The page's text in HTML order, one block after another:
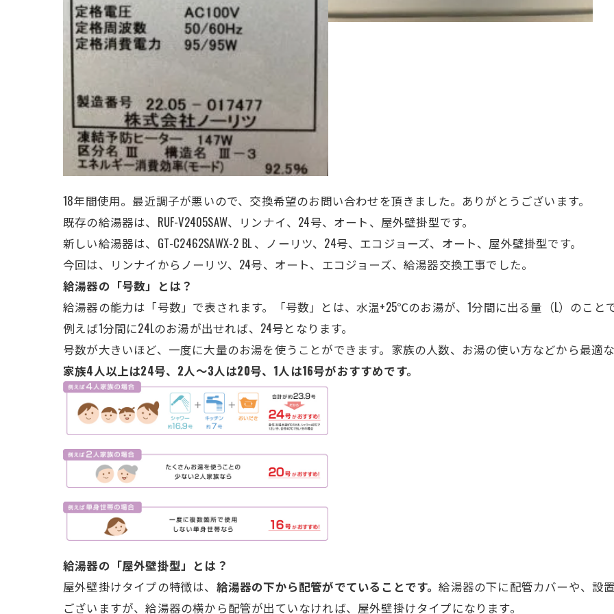
18年間使用。最近調子が悪いので、交換希望のお問い合わせを頂きました。ありがとうございます。
既存の給湯器は、RUF-V2405SAW、リンナイ、24号、オート、屋外壁掛型です。
新しい給湯器は、GT-C2462SAWX-2 BL 、ノーリツ、24号、エコジョーズ、オート、 屋外壁掛型です。
今回は、リンナイからノーリツ、24号、オート、エコジョーズ、給湯器交換工事でした。
給湯器の「号数」とは？
給湯器の能力は「号数」で表されます。「号数」とは、水温+25℃のお湯が、1分間に出る量（L）のこと
例えば1分間に24Lのお湯が出せれば、24号となります。
号数が大きいほど、一度に大量のお湯を使うことができます。家族の人数、お湯の使い方などから最適
家族4人以上は24号、2人～3人は20号、1人は16号がおすすめです。
給湯器の「屋外壁掛型」とは？
屋外壁掛けタイプの特徴は、 給湯器の下から配管がでていることです。給湯器の下に配管カバーや、設
ございますが、給湯器の横から配管が出ていなければ、屋外壁掛けタイプになります。